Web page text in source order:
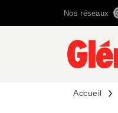
Nos réseaux
Accueil